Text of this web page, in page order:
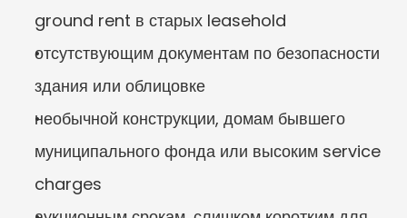
ground rent в старых leasehold
отсутствующим документам по безопасности
здания или облицовке
необычной конструкции, домам бывшего
муниципального фонда или высоким service
charges